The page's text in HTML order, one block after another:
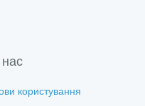
користування